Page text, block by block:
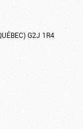
G2J 1R4